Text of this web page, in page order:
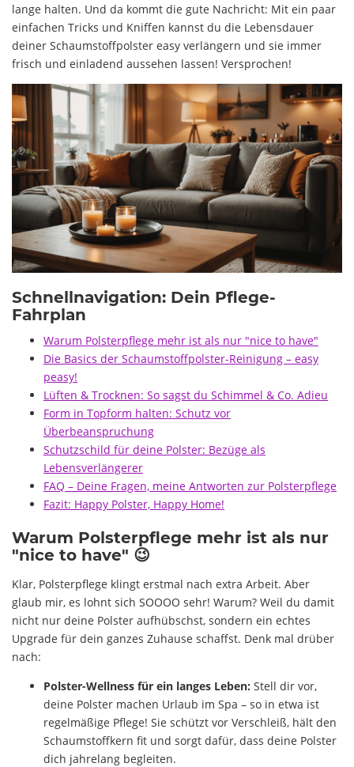
lange halten. Und da kommt die gute Nachricht: Mit ein paar
einfachen Tricks und Kniffen kannst du die Lebensdauer
deiner Schaumstoffpolster easy verlängern und sie immer
frisch und einladend aussehen lassen! Versprochen!
Schnellnavigation: Dein Pflege-
Fahrplan
Warum Polsterpflege mehr ist als nur "nice to have"
Die Basics der Schaumstoffpolster-Reinigung – easy
peasy!
Lüften & Trocknen: So sagst du Schimmel & Co. Adieu
Form in Topform halten: Schutz vor
Überbeanspruchung
Schutzschild für deine Polster: Bezüge als
Lebensverlängerer
FAQ – Deine Fragen, meine Antworten zur Polsterpflege
Fazit: Happy Polster, Happy Home!
Warum Polsterpflege mehr ist als nur
"nice to have" 😉
Klar, Polsterpflege klingt erstmal nach extra Arbeit. Aber
glaub mir, es lohnt sich SOOOO sehr! Warum? Weil du damit
nicht nur deine Polster aufhübschst, sondern ein echtes
Upgrade für dein ganzes Zuhause schaffst. Denk mal drüber
nach:
Polster-Wellness für ein langes Leben: Stell dir vor,
deine Polster machen Urlaub im Spa – so in etwa ist
regelmäßige Pflege! Sie schützt vor Verschleiß, hält den
Schaumstoffkern fit und sorgt dafür, dass deine Polster
dich jahrelang begleiten.